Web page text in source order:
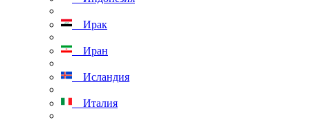
Ирак
Иран
Исландия
Италия